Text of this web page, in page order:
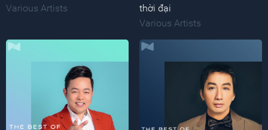
Various Artists
thời đại
Various Artists